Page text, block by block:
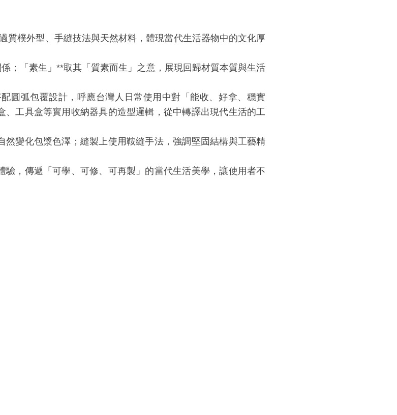
質樸外型、手縫技法與天然材料，體現當代生活器物中的文化厚
；「素生」**取其「質素而生」之意，展現回歸材質本質與生活
圓弧包覆設計，呼應台灣人日常使用中對「能收、好拿、穩實
工具盒等實用收納器具的造型邏輯，從中轉譯出現代生活的工
變化包漿色澤；縫製上使用鞍縫手法，強調堅固結構與工藝精
，傳遞「可學、可修、可再製」的當代生活美學，讓使用者不